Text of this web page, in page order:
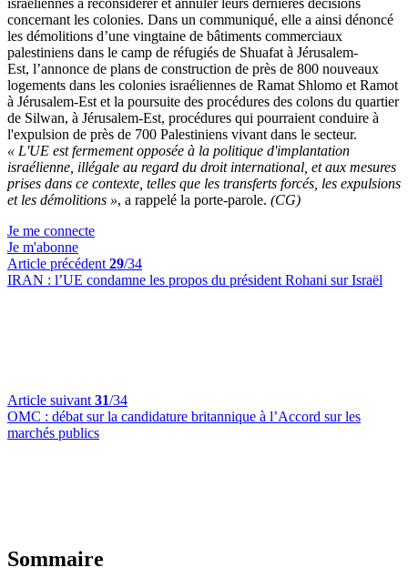
israéliennes à reconsidérer et annuler leurs dernières décisions
concernant les colonies. Dans un communiqué, elle a ainsi dénoncé
les démolitions d’une vingtaine de bâtiments commerciaux
palestiniens dans le camp de réfugiés de Shuafat à Jérusalem-
Est, l’annonce de plans de construction de près de 800 nouveaux
logements dans les colonies israéliennes de Ramat Shlomo et Ramot
à Jérusalem-Est et la poursuite des procédures des colons du quartier
de Silwan, à Jérusalem-Est, procédures qui pourraient conduire à
l'expulsion de près de 700 Palestiniens vivant dans le secteur.
« L'UE est fermement opposée à la politique d'implantation
israélienne, illégale au regard du droit international, et aux mesures
prises dans ce contexte, telles que les transferts forcés, les expulsions
et les démolitions », a rappelé la porte-parole. (CG)
Je me connecte
Je m'abonne
Article précédent 29/34
IRAN : l’UE condamne les propos du président Rohani sur Israël
Article suivant 31/34
OMC : débat sur la candidature britannique à l’Accord sur les
marchés publics
Sommaire